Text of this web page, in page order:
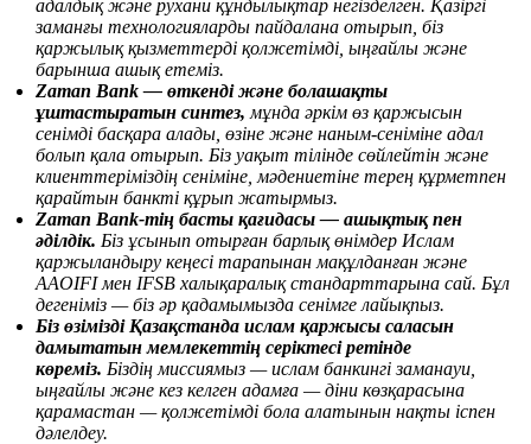
адалдық және рухани құндылықтар негізделген. Қазіргі
заманғы технологияларды пайдалана отырып, біз
қаржылық қызметтерді қолжетімді, ыңғайлы және
барынша ашық етеміз.
Zaman Bank — өткенді және болашақты
ұштастыратын синтез, мұнда әркім өз қаржысын
сенімді басқара алады, өзіне және наным-сеніміне адал
болып қала отырып. Біз уақыт тілінде сөйлейтін және
клиенттеріміздің сеніміне, мәдениетіне терең құрметпен
қарайтын банкті құрып жатырмыз.
Zaman Bank-тің басты қағидасы — ашықтық пен
әділдік. Біз ұсынып отырған барлық өнімдер Ислам
қаржыландыру кеңесі тарапынан мақұлданған және
AAOIFI мен IFSB халықаралық стандарттарына сай. Бұл
дегеніміз — біз әр қадамымызда сенімге лайықпыз.
Біз өзімізді Қазақстанда ислам қаржысы саласын
дамытатын мемлекеттің серіктесі ретінде
көреміз. Біздің миссиямыз — ислам банкингі заманауи,
ыңғайлы және кез келген адамға — діни көзқарасына
қарамастан — қолжетімді бола алатынын нақты іспен
дәлелдеу.